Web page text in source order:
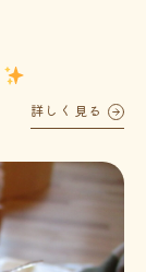
詳しく見る